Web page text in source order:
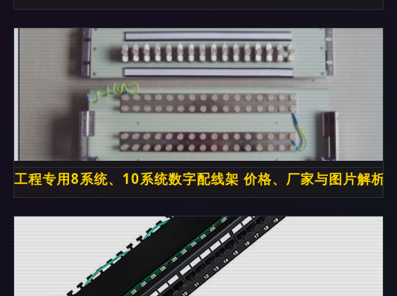
工程专用8系统、10系统数字配线架 价格、厂家与图片解析